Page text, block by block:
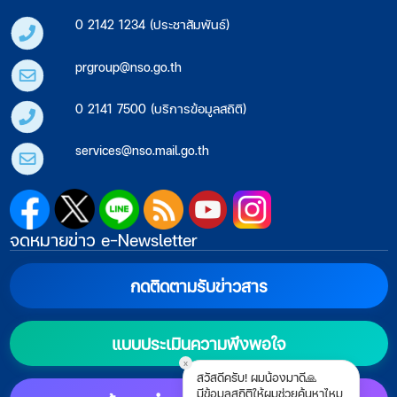
x
สวัสดีครับ! ผมน้องมาดี🙏
มีข้อมูลสถิติให้ผมช่วยค้นหาไหม
0 2142 1234 (ประชาสัมพันธ์)
prgroup@nso.go.th
0 2141 7500 (บริการข้อมูลสถิติ)
services@nso.mail.go.th
จดหมายข่าว e-Newsletter
กดติดตามรับข่าวสาร
แบบประเมินความพึงพอใจ